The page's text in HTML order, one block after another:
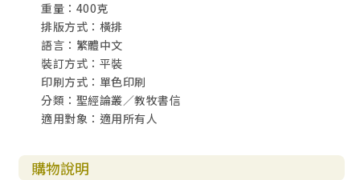
重量：400克
排版方式：橫排
語言：繁體中文
裝訂方式：平裝
印刷方式：單色印刷
分類：聖經論叢／教牧書信
適用對象：適用所有人
購物說明